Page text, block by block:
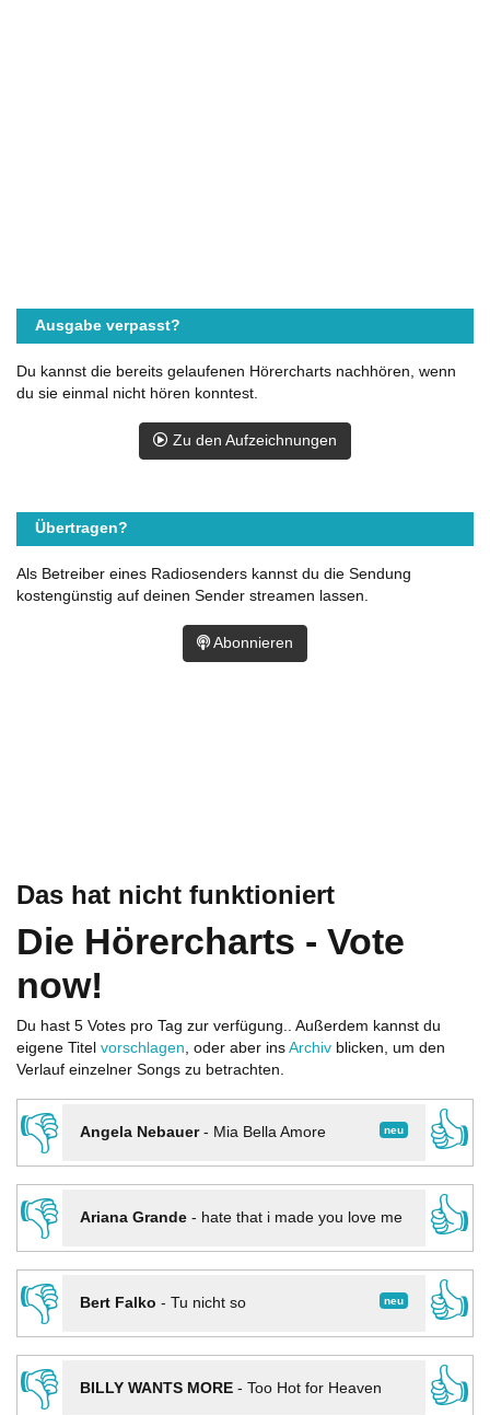
Das hat nicht funktioniert
Die Hörercharts - Vote
now!
Du hast 5 Votes pro Tag zur verfügung.. Außerdem kannst du
eigene Titel vorschlagen, oder aber ins Archiv blicken, um den
Verlauf einzelner Songs zu betrachten.
👎 neu
Angela Nebauer- Mia Bella Amore
👍
👎
Ariana Grande- hate that i made you love me
👍
👎
neu
Bert Falko - Tu nicht so
👍
👎
BILLY WANTS MORE- Too Hot for Heaven
👍
Ausgabe verpasst?
Du kannst die bereits gelaufenen Hörercharts nachhören, wenn
du sie einmal nicht hören konntest.
Zu den Aufzeichnungen
Übertragen?
Als Betreiber eines Radiosenders kannst du die Sendung
kostengünstig auf deinen Sender streamen lassen.
Abonnieren